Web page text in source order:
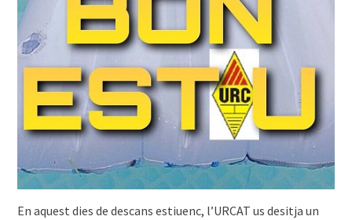
En aquest dies de descans estiuenc, l’URCAT us desitja un